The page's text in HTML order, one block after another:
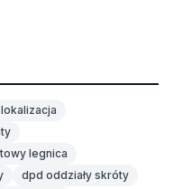
legnica
dpd oddziały skróty